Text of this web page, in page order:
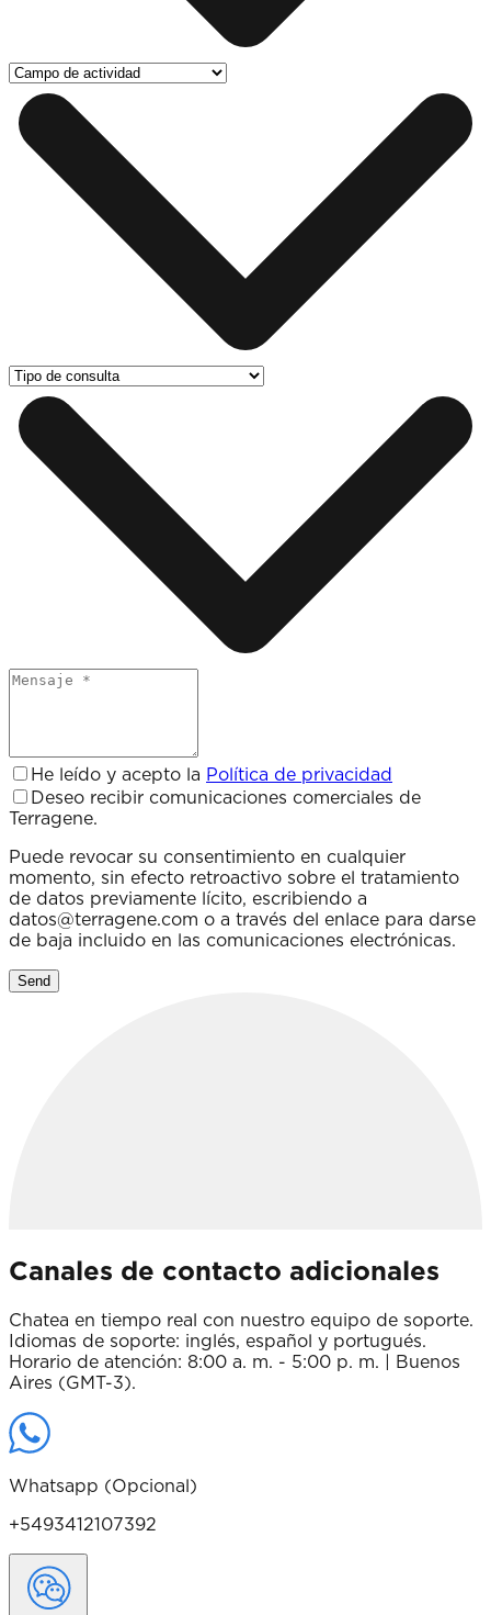
He leído y acepto la Política de privacidad
Deseo recibir comunicaciones comerciales de
Terragene.
Puede revocar su consentimiento en cualquier
momento, sin efecto retroactivo sobre el tratamiento
de datos previamente lícito, escribiendo a
datos@terragene.com o a través del enlace para darse
de baja incluido en las comunicaciones electrónicas.
Send
Canales de contacto adicionales
Chatea en tiempo real con nuestro equipo de soporte.
Idiomas de soporte: inglés, español y portugués.
Horario de atención: 8:00 a. m. - 5:00 p. m. | Buenos
Aires (GMT-3).
Whatsapp (Opcional)
+5493412107392